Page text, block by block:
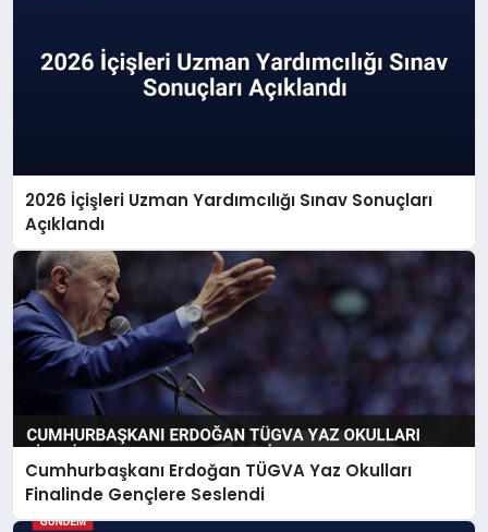
2026 İçişleri Uzman Yardımcılığı Sınav Sonuçları
Açıklandı
Cumhurbaşkanı Erdoğan TÜGVA Yaz Okulları
Finalinde Gençlere Seslendi